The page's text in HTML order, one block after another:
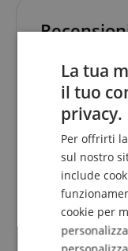
5.0/5.0
Basato su 1
5 Stelle
3 Stelle
2 Stelle
1 Stella
La tua
il tuo
privacy.
Per offrirti
sul nostro
include
cookie per